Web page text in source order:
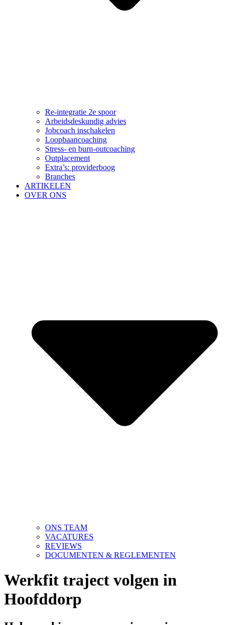
Re-integratie 2e spoor
Arbeidsdeskundig advies
Jobcoach inschakelen
Loopbaancoaching
Stress- en burn-outcoaching
Outplacement
Extra’s: providerboog
Branches
ARTIKELEN
OVER ONS
ONS TEAM
VACATURES
REVIEWS
DOCUMENTEN & REGLEMENTEN
Werkfit traject volgen in
Hoofddorp